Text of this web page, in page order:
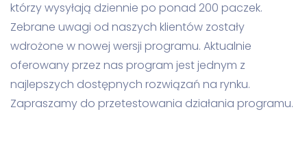
którzy wysyłają dziennie po ponad 200 paczek.
Zebrane uwagi od naszych klientów zostały
wdrożone w nowej wersji programu. Aktualnie
oferowany przez nas program jest jednym z
najlepszych dostępnych rozwiązań na rynku.
Zapraszamy do przetestowania działania programu.